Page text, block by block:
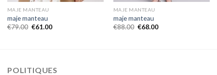
MAJE MANTEAU
maje manteau
€79.00 €61.00
MAJE MANTEAU
maje manteau
€88.00 €68.00
POLITIQUES